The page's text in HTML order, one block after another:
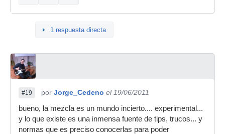
1 respuesta directa
#19 por Jorge_Cedeno el 19/06/2011
bueno, la mezcla es un mundo incierto.... experimental...
y lo que existe es una inmensa fuente de tips, trucos... y
normas que es preciso conocerlas para poder